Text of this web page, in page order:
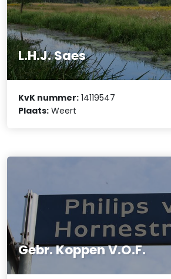
L.H.J. Saes
KvK nummer: 14119547
Plaats: Weert
Gebr. Koppen V.O.F.